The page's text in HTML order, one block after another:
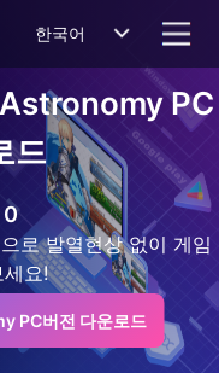
한국어
PC
드
0
로 발열현상 없이 게임
요!
PC버전 다운로드